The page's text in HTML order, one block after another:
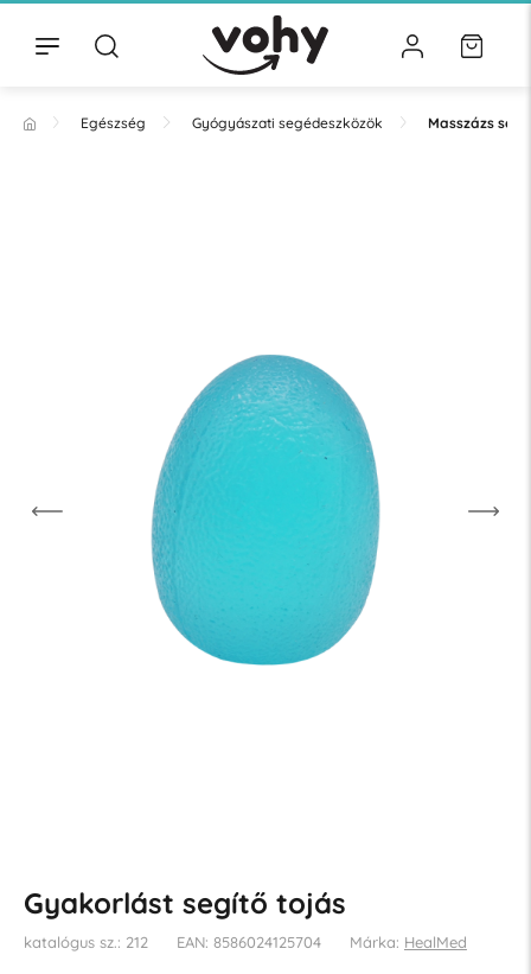
Egészség Gyógyászati segédeszközök Masszázs
Gyakorlást segítő tojás
katalógus sz.: 212 EAN: 8586024125704 Márka: HealMed